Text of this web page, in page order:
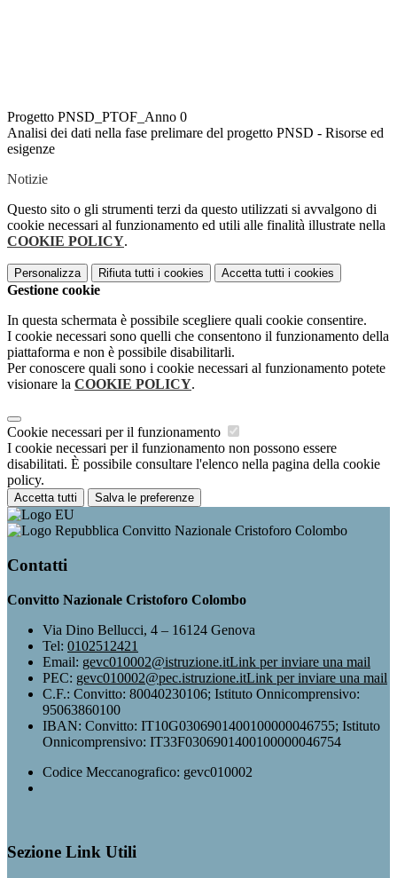
Progetto PNSD_PTOF_Anno 0
Analisi dei dati nella fase prelimare del progetto PNSD - Risorse ed
esigenze
Notizie
Questo sito o gli strumenti terzi da questo utilizzati si avvalgono di
cookie necessari al funzionamento ed utili alle finalità illustrate nella
COOKIE POLICY.
Personalizza Rifiuta tutti i cookies Accetta tutti i cookies
Gestione cookie
In questa schermata è possibile scegliere quali cookie consentire.
I cookie necessari sono quelli che consentono il funzionamento della
piattaforma e non è possibile disabilitarli.
Per conoscere quali sono i cookie necessari al funzionamento potete
visionare la COOKIE POLICY.
Cookie necessari per il funzionamento
I cookie necessari per il funzionamento non possono essere
disabilitati. È possibile consultare l'elenco nella pagina della cookie
policy.
Accetta tutti Salva le preferenze
Convitto Nazionale Cristoforo Colombo
Contatti
Convitto Nazionale Cristoforo Colombo
Via Dino Bellucci, 4 – 16124 Genova
Tel: 0102512421
Email: gevc010002@istruzione.itLink per inviare una mail
PEC: gevc010002@pec.istruzione.itLink per inviare una mail
C.F.: Convitto: 80040230106; Istituto Onnicomprensivo:
95063860100
IBAN: Convitto: IT10G0306901400100000046755; Istituto
Onnicomprensivo: IT33F0306901400100000046754
Codice Meccanografico: gevc010002
Sezione Link Utili